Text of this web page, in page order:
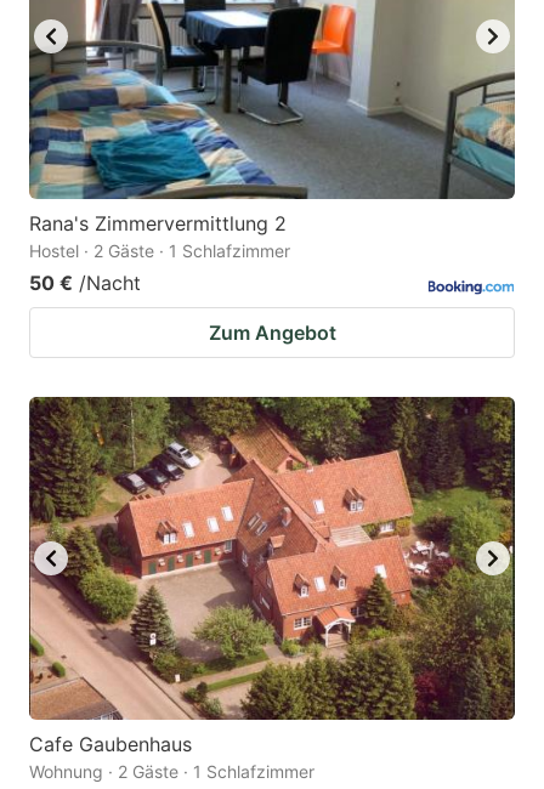
Rana's Zimmervermittlung 2
Hostel · 2 Gäste · 1 Schlafzimmer
50 € /Nacht
Zum Angebot
Cafe Gaubenhaus
Wohnung · 2 Gäste · 1 Schlafzimmer